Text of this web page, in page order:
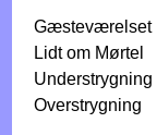
Gæsteværelset
Lidt om Mørtel
Understrygning
Overstrygning